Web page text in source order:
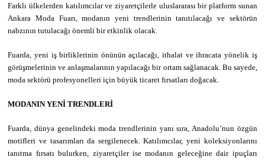
Farklı ülkelerden katılımcılar ve ziyaretçilerle uluslararası bir platform sunan
Ankara Moda Fuarı, modanın yeni trendlerinin tanıtılacağı ve sektörün
nabzının tutulacağı önemli bir etkinlik olacak.
Fuarda, yeni iş birliklerinin önünün açılacağı, ithalat ve ihracata yönelik iş
görüşmelerinin ve anlaşmalarının yapılacağı bir ortam sağlanacak. Bu sayede,
moda sektörü profesyonelleri için büyük ticaret fırsatları doğacak.
MODANIN YENİ TRENDLERİ
Fuarda, dünya genelindeki moda trendlerinin yanı sıra, Anadolu’nun özgün
motifleri ve tasarımları da sergilenecek. Katılımcılar, yeni koleksiyonlarını
tanıtma fırsatı bulurken, ziyaretçiler ise modanın geleceğine dair ipuçları